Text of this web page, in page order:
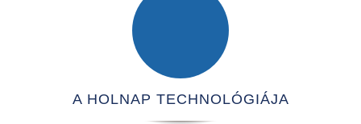
A HOLNAP TECHNOLÓGIÁJA